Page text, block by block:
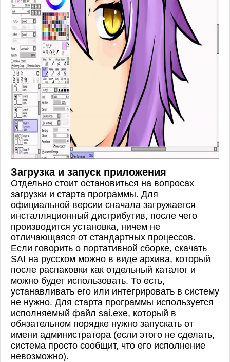
Загрузка и запуск приложения
Отдельно стоит остановиться на вопросах
загрузки и старта программы. Для
официальной версии сначала загружается
инсталляционный дистрибутив, после чего
производится установка, ничем не
отличающаяся от стандартных процессов.
Если говорить о портативной сборке, скачать
SAI на русском можно в виде архива, который
после распаковки как отдельный каталог и
можно будет использовать. То есть,
устанавливать его или интегрировать в систему
не нужно. Для старта программы используется
исполняемый файл sai.exe, который в
обязательном порядке нужно запускать от
имени администратора (если этого не сделать,
система просто сообщит, что его исполнение
невозможно).